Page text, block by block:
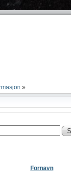
»
Fornavn